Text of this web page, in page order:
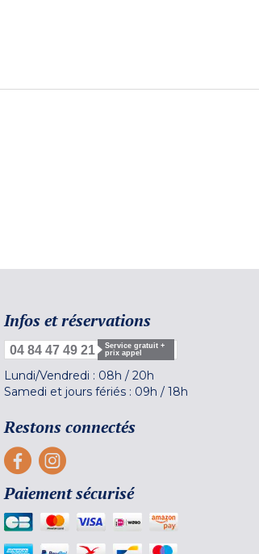
Infos et réservations
04 84 47 49 21
Service gratuit +
prix appel
Lundi/Vendredi : 08h / 20h
Samedi et jours fériés : 09h / 18h
Restons connectés
Paiement sécurisé